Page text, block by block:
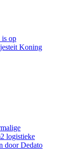
is op
Koning
logistieke
door Dedato